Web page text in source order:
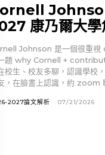
康乃爾大學
Johnson 是一個很重
題 why Cornell +
校生、校友多聊，認識學校
，在臉書上認識，約 zoom
2027論文解析 07/21/2026